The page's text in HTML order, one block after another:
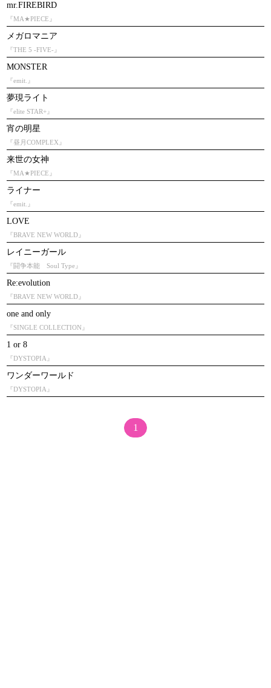
mr.FIREBIRD
『MA★PIECE』
メガロマニア
『THE 5 -FIVE-』
MONSTER
『emit.』
夢現ライト
『elite STAR+』
宵の明星
『昼月COMPLEX』
来世の女神
『MA★PIECE』
ライナー
『emit.』
LOVE
『BRAVE NEW WORLD』
レイニーガール
『闘争本能 Soul Type』
Re:evolution
『BRAVE NEW WORLD』
one and only
『SINGLE COLLECTION』
1 or 8
『DYSTOPIA』
ワンダーワールド
『DYSTOPIA』
1